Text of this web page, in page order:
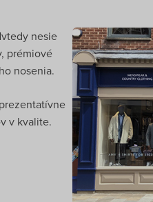
nesie
prémiové
nosenia.
v kvalite.